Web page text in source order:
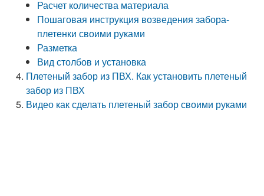
Расчет количества материала
Пошаговая инструкция возведения забора-
плетенки своими руками
Разметка
Вид столбов и установка
Плетеный забор из ПВХ. Как установить плетеный
забор из ПВХ
Видео как сделать плетеный забор своими руками